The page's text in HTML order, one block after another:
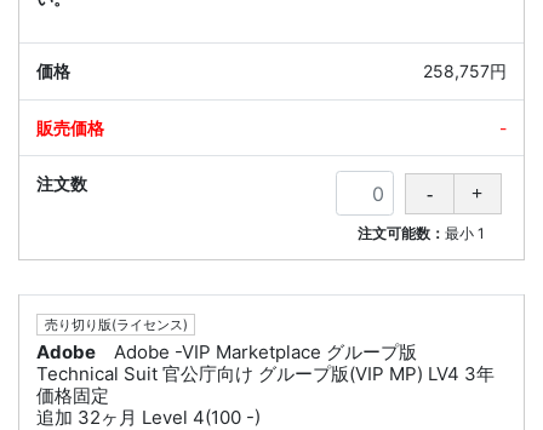
258,757円
-
注文可能数：最小 1
売り切り版(ライセンス)
Adobe
Adobe -VIP Marketplace グループ版
Technical Suit 官公庁向け グループ版(VIP MP) LV4 3年
価格固定
追加 32ヶ月 Level 4(100 -)